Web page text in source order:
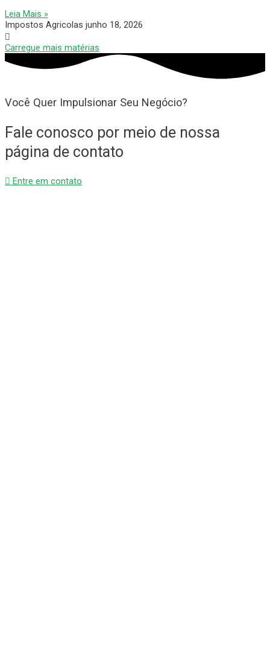
Leia Mais »
Impostos Agricolas junho 18, 2026
Carregue mais matérias
Você Quer Impulsionar Seu Negócio?
Fale conosco por meio de nossa
página de contato
Entre em contato